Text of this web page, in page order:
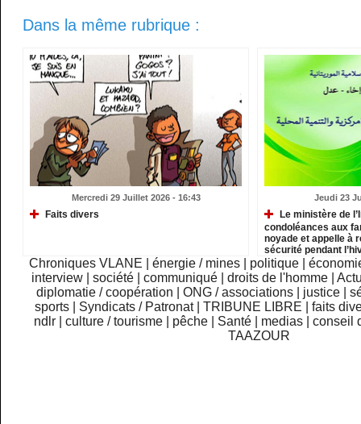
Dans la même rubrique :
Mercredi 29 Juillet 2026 - 16:43
Faits divers
Jeudi 23
Le ministère de
condoléances aux
noyade et appelle à
sécurité pendant
Chroniques VLANE énergie / mines politique
interview
|société |communiqué |droits de l'homme |
diplomatie / coopération
ONG / associations justice
sports
Syndicats / Patronat TRIBUNE LIBRE
faits
ndlr
|culture / tourisme pêche Santé medias |conseil
TAAZOUR